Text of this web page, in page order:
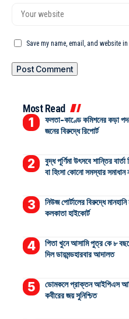
Save my name, email, and website
Most Read
ফলতা-কাণ্ডে কমিশনের কড়া
জনের বিরুদ্ধে রিপোর্ট
বুদ্ধ পূর্ণিমা উৎসবে শান্তির
বা হিংসা কোনো সমস্যার সমাধান
নিউজ পোর্টালের বিরুদ্ধে
কলকাতা হাইকোর্ট
পিতা খুনে আসামি পুত্র কে ৮
দিল ডায়মন্ডহারবার আদালত
ডোমকলে প্রাক্তন আইপিএস
কবীরের জয় সুনিশ্চিত